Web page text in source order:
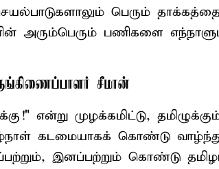
பெரும் தாக்கத்தை
அரும்பெரும் பணிகளை
சீமான்
என்று முழக்கமிட்டு,
கடமையாகக் கொண்டு
இனப்பற்றும் கொண்டு